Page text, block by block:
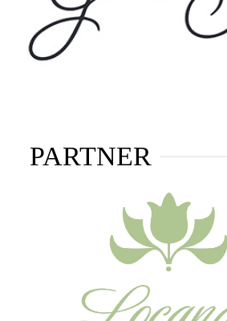
PARTNER